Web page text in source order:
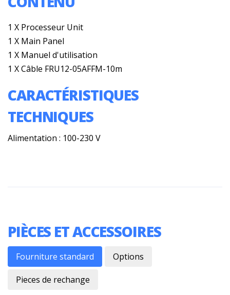
1 X Processeur Unit
1 X Main Panel
1 X Manuel d'utilisation
1 X Câble FRU12-05AFFM-10m
CARACTÉRISTIQUES
TECHNIQUES
Alimentation : 100-230 V
PIÈCES ET ACCESSOIRES
Fourniture standard Options
Pieces de rechange